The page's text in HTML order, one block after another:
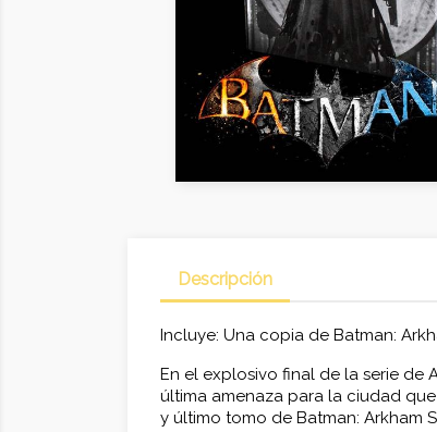
Descripción
Incluye: Una copia de Batman:
En el explosivo final de la serie de
última amenaza para la ciudad
y último tomo de Batman: Arkham